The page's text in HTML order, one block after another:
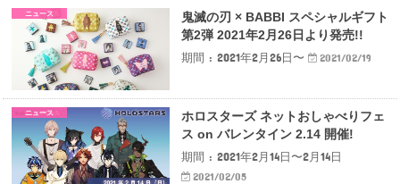
ニュース
鬼滅の刃 × BABBI スペシャルギフト
第2弾 2021年2月26日より発売!!
期間 : 2021年2月26日〜
2021/02/19
ニュース
ホロスターズ ネットおしゃべりフェ
ス on バレンタイン 2.14 開催!
期間 : 2021年2月14日〜2月14日
2021/02/05